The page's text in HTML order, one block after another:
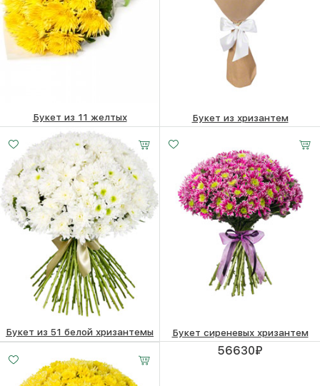
Букет из 11 желтых
хризантем
38470 ₽
Букет из хризантем
Букет из 51 белой хризантемы Букет сиреневых хризантем
56630₽